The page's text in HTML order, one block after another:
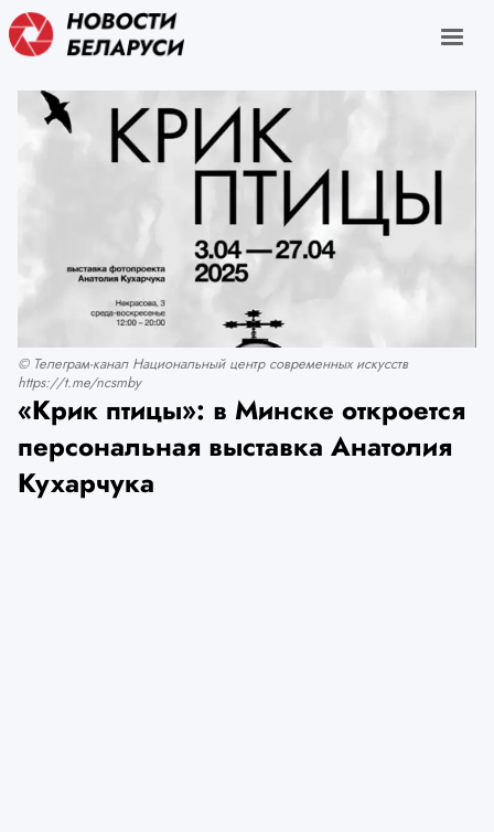
© Телеграм-канал Национальный центр современных искусств
https://t.me/ncsmby
«Крик птицы»: в Минске откроется
персональная выставка Анатолия
Кухарчука